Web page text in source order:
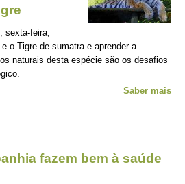
sexta-feira,
o Tigre-de-sumatra e aprender a
naturais desta espécie são os desafios
Saber mais
fazem bem à saúde